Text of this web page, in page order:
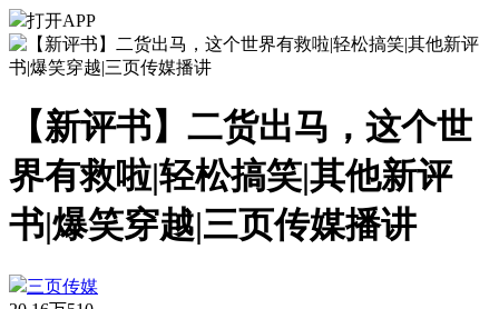
打开APP
【新评书】二货出马，这个世
界有救啦|轻松搞笑|其他新评
书|爆笑穿越|三页传媒播讲
三页传媒